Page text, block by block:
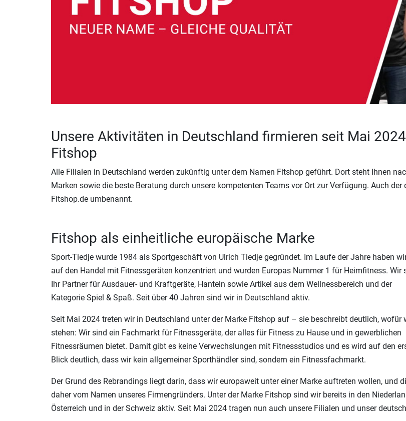
Unsere Aktivitäten in Deutschland firmieren seit Mai
Fitshop
Alle Filialen in Deutschland werden zukünftig unter dem Namen Fitshop geführt. Dort steht Ihnen
Marken sowie die beste Beratung durch unsere kompetenten Teams vor Ort zur Verfügung. Auch
Fitshop.de umbenannt.
Fitshop als einheitliche europäische Marke
Sport-Tiedje wurde 1984 als Sportgeschäft von Ulrich Tiedje gegründet. Im Laufe der Jahre haben
auf den Handel mit Fitnessgeräten konzentriert und wurden Europas Nummer 1 für Heimfitness. Wir
Ihr Partner für Ausdauer- und Kraftgeräte, Hanteln sowie Artikel aus dem Wellnessbereich und der
Kategorie Spiel & Spaß. Seit über 40 Jahren sind wir in Deutschland aktiv.
Seit Mai 2024 treten wir in Deutschland unter der Marke Fitshop auf – sie beschreibt deutlich, wofür
stehen: Wir sind ein Fachmarkt für Fitnessgeräte, der alles für Fitness zu Hause und in gewerblichen
Fitnessräumen bietet. Damit gibt es keine Verwechslungen mit Fitnessstudios und es wird auf den
Blick deutlich, dass wir kein allgemeiner Sporthändler sind, sondern ein Fitnessfachmarkt.
Der Grund des Rebrandings liegt darin, dass wir europaweit unter einer Marke auftreten wollen, und
daher vom Namen unseres Firmengründers. Unter der Marke Fitshop sind wir bereits in den
Österreich und in der Schweiz aktiv. Seit Mai 2024 tragen nun auch unsere Filialen und unser